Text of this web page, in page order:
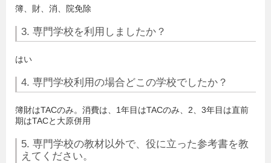
簿、財、消、院免除
3. 専門学校を利用しましたか？
はい
4. 専門学校利用の場合どこの学校でしたか？
簿財はTACのみ。消費は、1年目はTACのみ、2、3年目は直前
期はTACと大原併用
5. 専門学校の教材以外で、役に立った参考書を教
えてください。